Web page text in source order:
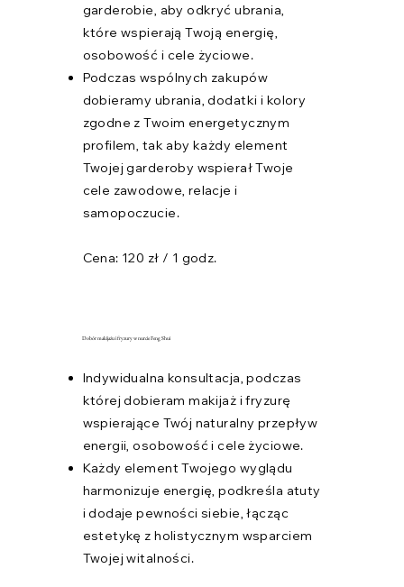
garderobie, aby odkryć ubrania,
które wspierają Twoją energię,
osobowość i cele życiowe.
Podczas wspólnych zakupów
dobieramy ubrania, dodatki i kolory
zgodne z Twoim energetycznym
profilem, tak aby każdy element
Twojej garderoby wspierał Twoje
cele zawodowe, relacje i
samopoczucie.
Cena: 120 zł / 1 godz.
Dobór makijażu i fryzury w nurcie Feng Shui
Indywidualna konsultacja, podczas
której dobieram makijaż i fryzurę
wspierające Twój naturalny przepływ
energii, osobowość i cele życiowe.
Każdy element Twojego wyglądu
harmonizuje energię, podkreśla atuty
i dodaje pewności siebie, łącząc
estetykę z holistycznym wsparciem
Twojej witalności.